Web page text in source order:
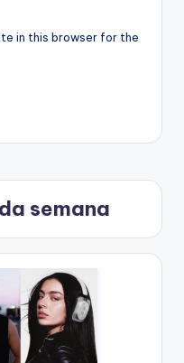
in this browser for the
semana